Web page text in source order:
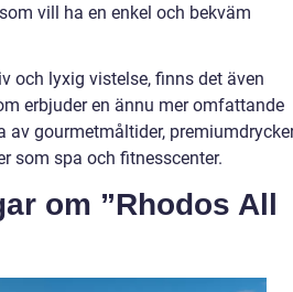
vill ha en enkel och bekväm
och lyxig vistelse, finns det även
erbjuder en ännu mer omfattande
av gourmetmåltider,
som spa och fitnesscenter.
om ”Rhodos All